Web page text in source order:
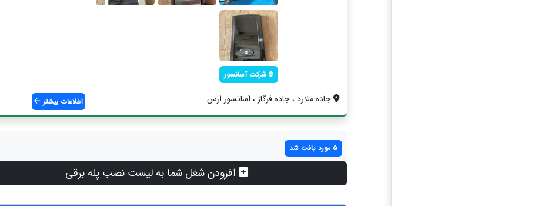
شرکت آسانسور
جاده ملارد ، جاده فرگاز ، آسانسور ارس اطلاعات بیشتر
5 مورد یافت شد
افزودن شغل شما به لیست نصب پله برقی